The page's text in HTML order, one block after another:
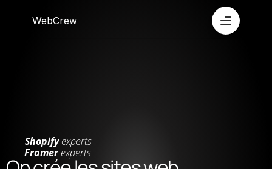
Shopify experts
Framer experts
WebCrew